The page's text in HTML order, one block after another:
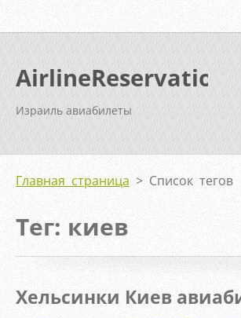
AirlineReservation
Израиль авиабилеты
Главная страница > Список тегов
Тег: киев
Хельсинки Киев